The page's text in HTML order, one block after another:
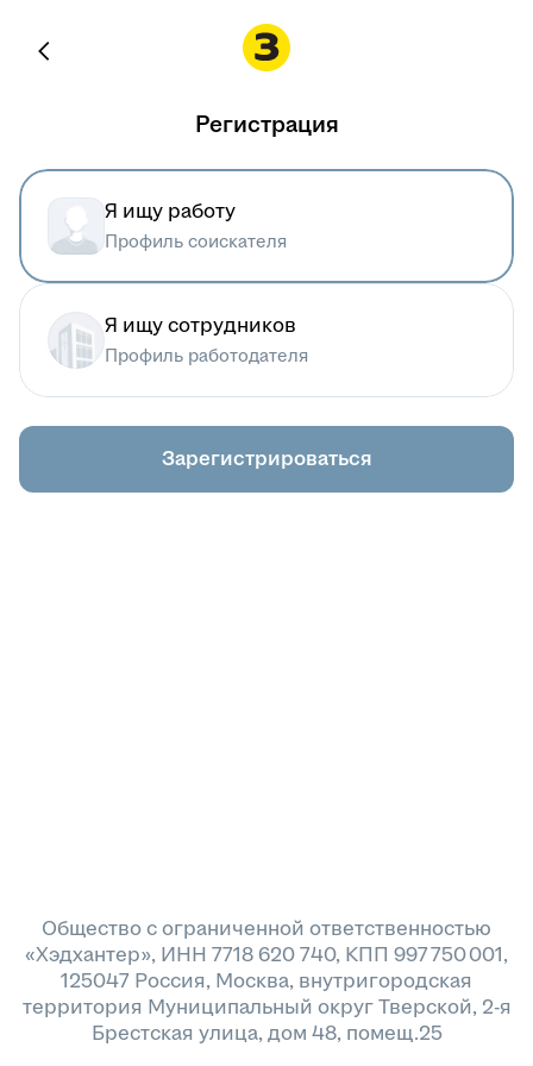
Регистрация
Я ищу работу
Профиль соискателя
Я ищу сотрудников
Профиль работодателя
Зарегистрироваться
Общество с ограниченной ответственностью
«Хэдхантер», ИНН 7718 620 740, КПП 997 750 001,
125047 Россия, Москва, внутригородская
территория Муниципальный округ Тверской, 2-я
Брестская улица, дом 48, помещ.25